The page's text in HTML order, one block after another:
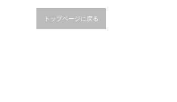
トップページに戻る